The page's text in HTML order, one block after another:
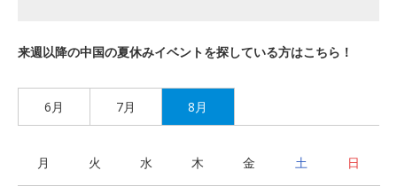
来週以降の中国の夏休みイベントを探している方はこちら！
6月 7月 8月
月 火 水 木 金 土 日